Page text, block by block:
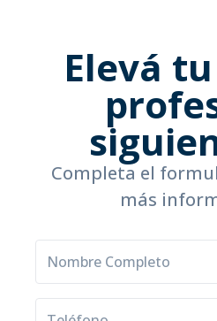
Elevá
Completa el
más